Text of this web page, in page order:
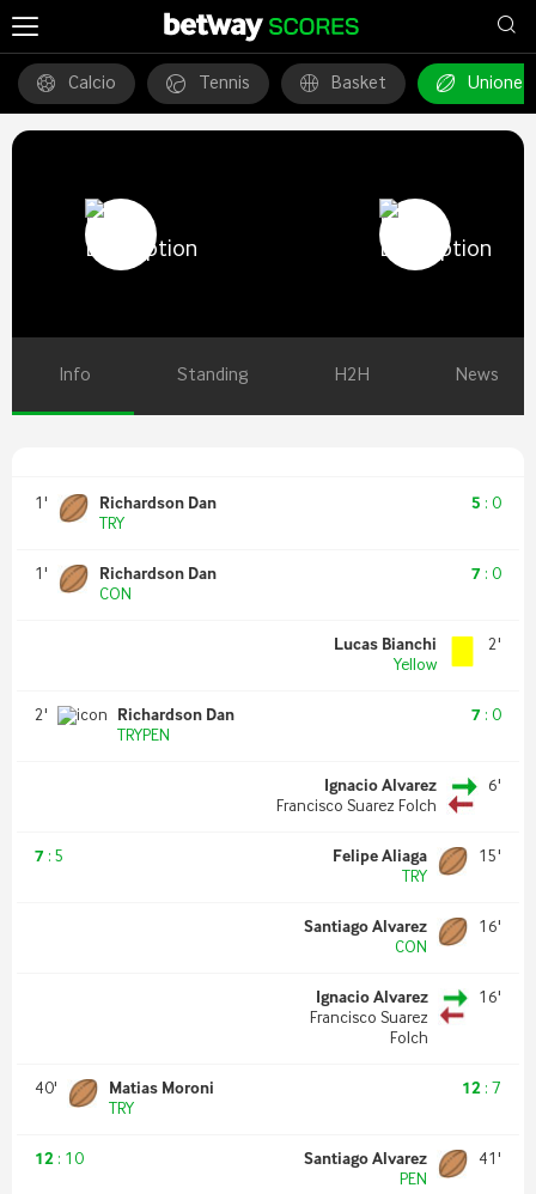
Calcio Tennis Basket Unione
Info Standing H2H News
1 '
Richardson Dan
TRY
5 : 0
1 '
Richardson Dan
CON
7 : 0
2'
Lucas Bianchi
Yellow
2'
Richardson Dan
TRYPEN
7 : 0
6'
Ignacio Alvarez
Francisco Suarez Folch
7 : 5 15'
Felipe Aliaga
TRY
16'
Santiago Alvarez
CON
16'
Ignacio Alvarez
Francisco Suarez
Folch
40'
Matias Moroni
TRY
12 : 7
12 : 10 41 '
Santiago Alvarez
PEN